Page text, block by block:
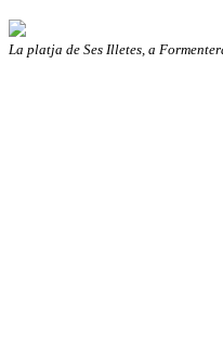
La platja de Ses Illetes, a